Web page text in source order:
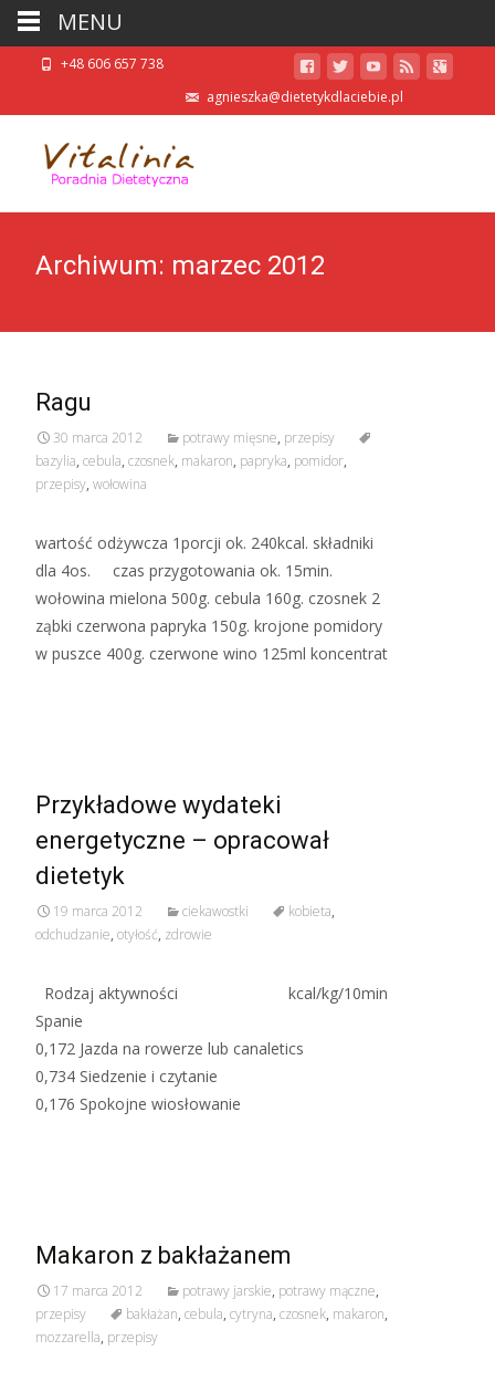
+48 606 657 738
agnieszka@dietetykdlaciebie.pl
Archiwum: marzec 2012
Ragu
30 marca 2012 potrawy mięsne, przepisy
bazylia, cebula, czosnek, makaron, papryka, pomidor,
przepisy, wołowina
wartość odżywcza 1porcji ok. 240kcal. składniki
dla 4os. czas przygotowania ok. 15min.
wołowina mielona 500g. cebula 160g. czosnek 2
ząbki czerwona papryka 150g. krojone pomidory
w puszce 400g. czerwone wino 125ml koncentrat
Przykładowe wydateki
energetyczne – opracował
dietetyk
19 marca 2012 ciekawostki kobieta,
odchudzanie, otyłość, zdrowie
Rodzaj aktywności kcal/kg/10min
Spanie
0,172 Jazda na rowerze lub canaletics
0,734 Siedzenie i czytanie
0,176 Spokojne wiosłowanie
Makaron z bakłażanem
17 marca 2012 potrawy jarskie, potrawy mączne,
przepisy
bakłażan, cebula, cytryna, czosnek, makaron,
mozzarella, przepisy
MENU